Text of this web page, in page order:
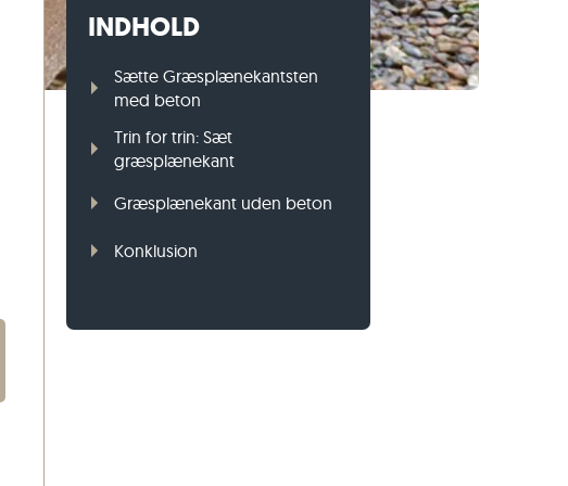
Græsplænekant i gnejs
INDHOLD
Sætte Græsplænekantsten
med beton
Trin for trin: Sæt
græsplænekant
Græsplænekant uden beton
Konklusion